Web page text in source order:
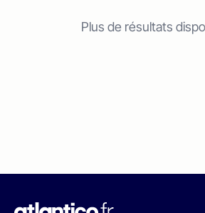
Plus de résultats